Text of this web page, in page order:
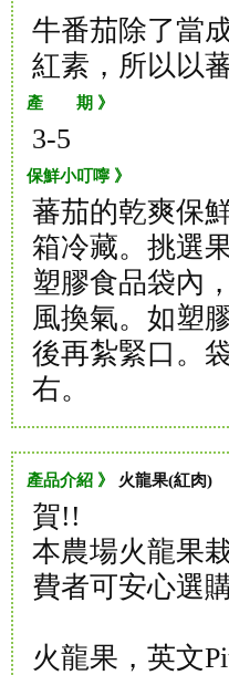
牛番茄除了當
紅素，所以以
產 期 》
3-5
保鮮小叮嚀 》
蕃茄的乾爽保
箱冷藏。挑選
塑膠食品袋內
風換氣。如塑
後再紮緊口。
右。
產品介紹 》 火龍果(紅肉)
賀!!
本農場火龍果
費者可安心選
火龍果，英文